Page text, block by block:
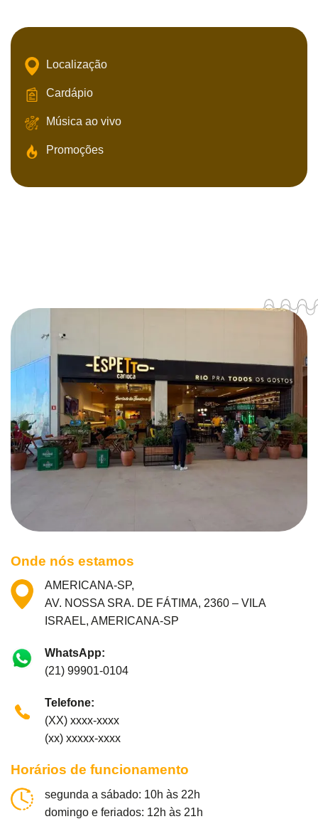
Localização
Cardápio
Música ao vivo
Promoções
Onde nós estamos
AMERICANA-SP,
AV. NOSSA SRA. DE FÁTIMA, 2360 – VILA
ISRAEL, AMERICANA-SP
WhatsApp:
(21) 99901-0104
Telefone:
(XX) xxxx-xxxx
(xx) xxxxx-xxxx
Horários de funcionamento
segunda a sábado: 10h às 22h
domingo e feriados: 12h às 21h